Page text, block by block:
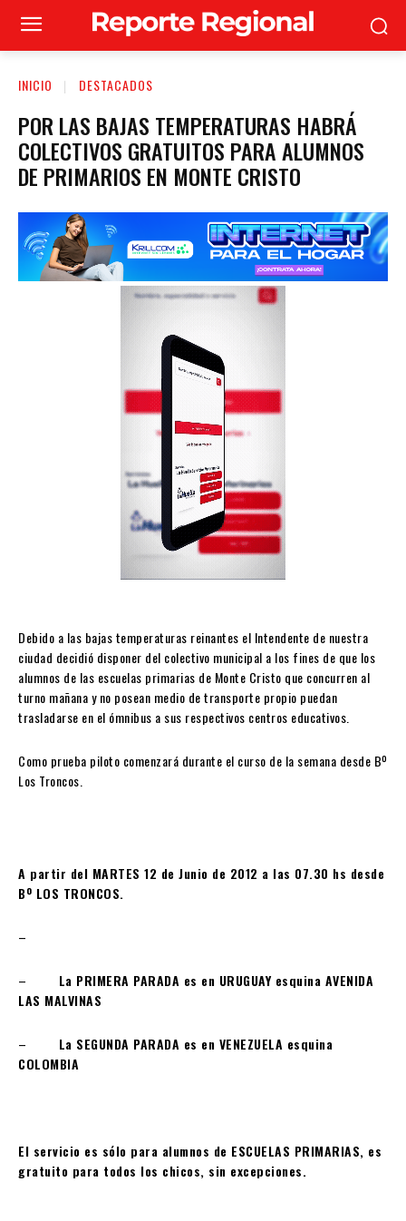
INICIO DESTACADOS
POR LAS BAJAS TEMPERATURAS HABRÁ
COLECTIVOS GRATUITOS PARA ALUMNOS
DE PRIMARIOS EN MONTE CRISTO
Debido a las bajas temperaturas reinantes el Intendente de nuestra
ciudad decidió disponer del colectivo municipal a los fines de que los
alumnos de las escuelas primarias de Monte Cristo que concurren al
turno mañana y no posean medio de transporte propio puedan
trasladarse en el ómnibus a sus respectivos centros educativos.
Como prueba piloto comenzará durante el curso de la semana desde Bº
Los Troncos.
A partir del MARTES 12 de Junio de 2012 a las 07.30 hs desde
Bº LOS TRONCOS.
–
– La PRIMERA PARADA es en URUGUAY esquina AVENIDA
LAS MALVINAS
– La SEGUNDA PARADA es en VENEZUELA esquina
COLOMBIA
El servicio es sólo para alumnos de ESCUELAS PRIMARIAS, es
gratuito para todos los chicos, sin excepciones.